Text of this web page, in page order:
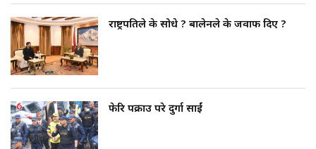
राष्ट्रपतिले के सोधे ? बालेनले के जवाफ दिए ?
फेरि पक्राउ परे दुर्गा प्रसाईं